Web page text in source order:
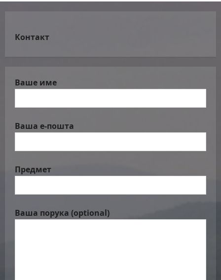
Контакт
Ваше име
Ваша е-пошта
Предмет
Ваша порука (optional)